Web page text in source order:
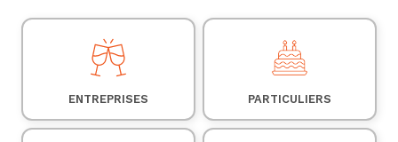
ENTREPRISES PARTICULIERS